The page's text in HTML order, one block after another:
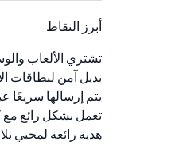
أبرز النقاط
تشتري الألعاب
بديل آمن لبطاقات
يتم إرسالها سريعًا
تعمل بشكل رائع مع كل من
هدية رائعة لمحبي